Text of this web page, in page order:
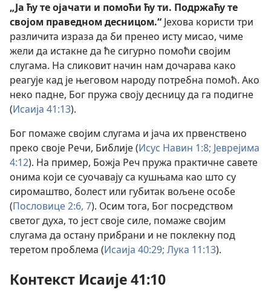
„Ја ћу те ојачати и помоћи ћу ти. Подржаћу те
својом праведном десницом.“ Јехова користи три
различита израза да би пренео исту мисао, чиме
жели да истакне да ће сигурно помоћи својим
слугама. На сликовит начин нам дочарава како
реагује кад је његовом народу потребна помоћ. Ако
неко падне, Бог пружа своју десницу да га подигне
(Исаија 41:13).
Бог помаже својим слугама и јача их првенствено
преко своје Речи, Библије (Исус Навин 1:8; Јеврејима
4:12). На пример, Божја Реч пружа практичне савете
онима који се суочавају са кушњама као што су
сиромаштво, болест или губитак вољене особе
(Пословице 2:6, 7). Осим тога, Бог посредством
светог духа, то јест своје силе, помаже својим
слугама да остану прибрани и не поклекну под
теретом проблема (Исаија 40:29; Лука 11:13).
Контекст Исаије 41:10